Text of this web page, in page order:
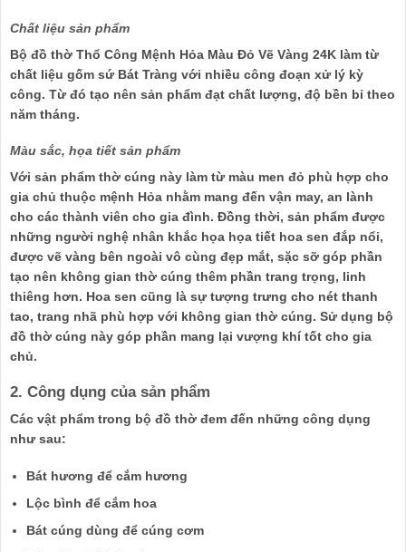
Chất liệu sản phẩm
Bộ đồ thờ Thổ Công Mệnh Hỏa Màu Đỏ Vẽ Vàng 24K làm từ
chất liệu gốm sứ Bát Tràng với nhiều công đoạn xử lý kỳ
công. Từ đó tạo nên sản phẩm đạt chất lượng, độ bền bỉ theo
năm tháng.
Màu sắc, họa tiết sản phẩm
Với sản phẩm thờ cúng này làm từ màu men đỏ phù hợp cho
gia chủ thuộc mệnh Hỏa nhằm mang đến vận may, an lành
cho các thành viên cho gia đình. Đồng thời, sản phẩm được
những người nghệ nhân khắc họa họa tiết hoa sen đắp nổi,
được vẽ vàng bên ngoài vô cùng đẹp mắt, sặc sỡ góp phần
tạo nên không gian thờ cúng thêm phần trang trọng, linh
thiêng hơn. Hoa sen cũng là sự tượng trưng cho nét thanh
tao, trang nhã phù hợp với không gian thờ cúng. Sử dụng bộ
đồ thờ cúng này góp phần mang lại vượng khí tốt cho gia
chủ.
2. Công dụng của sản phẩm
Các vật phẩm trong bộ đồ thờ đem đến những công dụng
như sau:
Bát hương để cắm hương
Lộc bình để cắm hoa
Bát cúng dùng để cúng cơm